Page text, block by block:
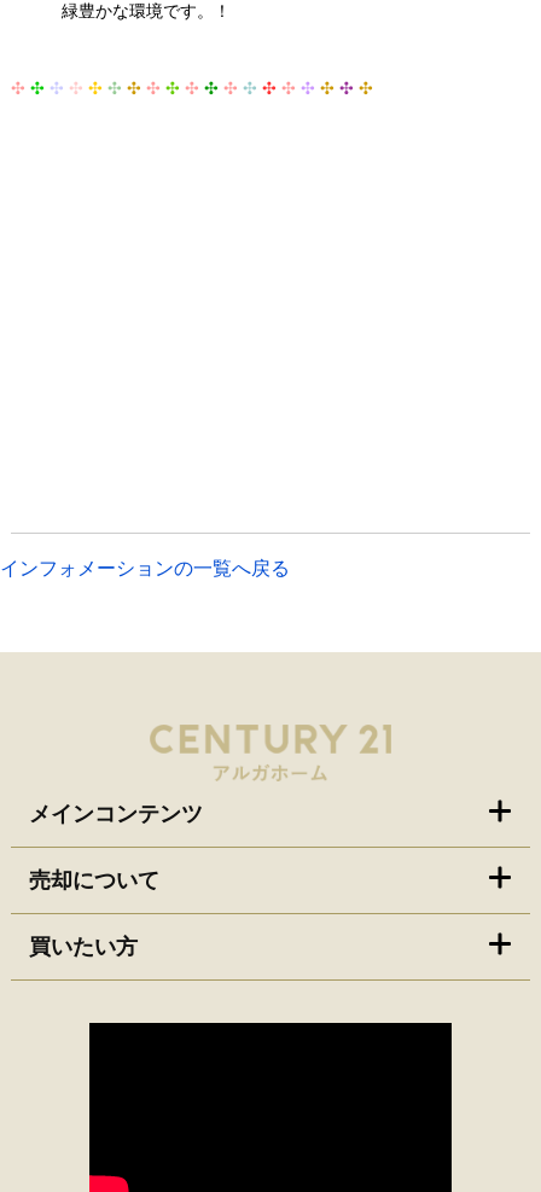
緑豊かな環境です。！
✣ ✣ ✣ ✣ ✣ ✣ ✣ ✣ ✣ ✣ ✣ ✣ ✣ ✣ ✣ ✣ ✣ ✣ ✣
インフォメーションの一覧へ戻る
メインコンテンツ
売却について
買いたい方